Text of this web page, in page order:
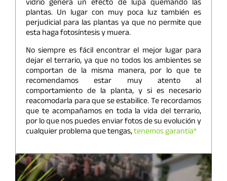
vidrio genera un efecto de lupa quemando las
plantas. Un lugar con muy poca luz también es
perjudicial para las plantas ya que no permite que
esta haga fotosíntesis y muera.
No siempre es fácil encontrar el mejor lugar para
dejar el terrario, ya que no todos los ambientes se
comportan de la misma manera, por lo que te
recomendamos estar muy atento al
comportamiento de la planta, y si es necesario
reacomodarla para que se estabilice. Te recordamos
que te acompañamos en toda la vida del terrario,
por lo que nos puedes enviar fotos de su evolución y
cualquier problema que tengas,tenemos garantía*